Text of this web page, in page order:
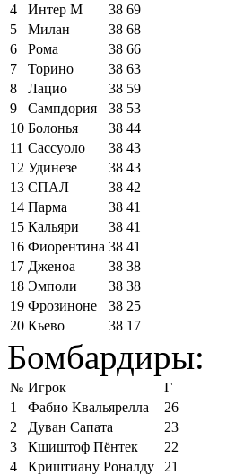
4
Интер М 38 69
5
Милан 38 68
6
Рома 38 66
7
Торино 38 63
8
Лацио 38 59
9
Сампдория 38 53
10 Болонья 38 44
11 Сассуоло 38 43
12 Удинезе 38 43
13 СПАЛ 38 42
14 Парма 38 41
15 Кальяри 38 41
16 Фиорентина 38 41
17 Дженоа 38 38
18 Эмполи 38 38
19 Фрозиноне 38 25
20 Кьево 38 17
Бомбардиры:
№ Игрок
Г
1
Фабио Квальярелла
26
2
Дуван Сапата
23
3
Кшиштоф Пёнтек
22
4
Криштиану Роналду
21